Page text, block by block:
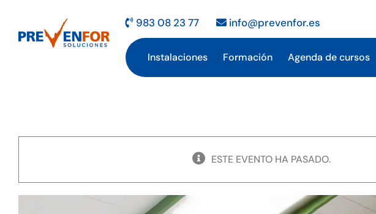
contenido
983 08 23 77 info@prevenfor.es
Instalaciones Formación Agenda de cursos
ESTE EVENTO HA PASADO.